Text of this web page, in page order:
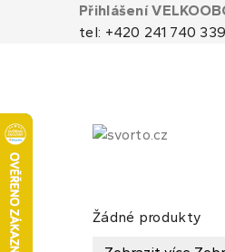
Přihlášení
tel: +420 241 740
Košík
(prázdný)
Žádné produkty